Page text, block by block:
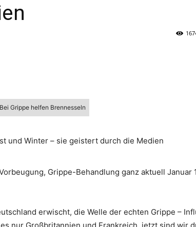
Bei Grippe helfen Brennesseln
und Winter – sie geistert durch die Medien
Grippe-Behandlung ganz aktuell Januar
erwischt, die Welle der echten Grippe –